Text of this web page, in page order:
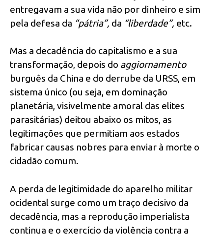
entregavam a sua vida não por dinheiro e sim
pela defesa da “pátria”, da “liberdade”, etc.
Mas a decadência do capitalismo e a sua
transformação, depois do aggiornamento
burguês da China e do derrube da URSS, em
sistema único (ou seja, em dominação
planetária, visivelmente amoral das elites
parasitárias) deitou abaixo os mitos, as
legitimações que permitiam aos estados
fabricar causas nobres para enviar à morte o
cidadão comum.
A perda de legitimidade do aparelho militar
ocidental surge como um traço decisivo da
decadência, mas a reprodução imperialista
continua e o exercício da violência contra a